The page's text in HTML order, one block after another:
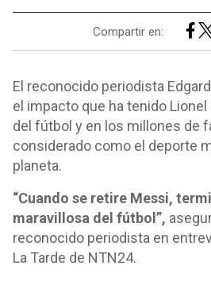
Compartir en:
El reconocido periodista
el impacto que ha tenido
del fútbol y en los millones de
considerado como el deporte
planeta.
“Cuando se retire Messi,
maravillosa del fútbol”,
reconocido periodista en
La Tarde de NTN24.